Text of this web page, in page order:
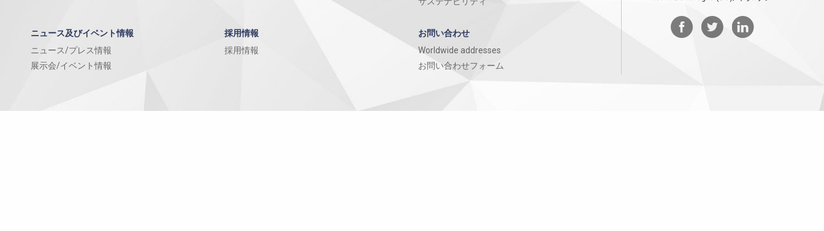
ニュース及びイベント情報
ニュース/プレス情報
展示会/イベント情報
採用情報
採用情報
お問い合わせ
Worldwide addresses
お問い合わせフォーム